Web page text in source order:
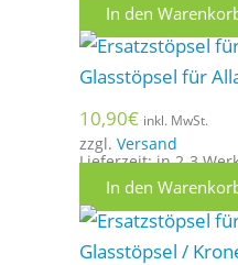
In den
Glasstöpsel für
10,90€ inkl. MwSt.
zzgl. Versand
Lieferzeit: in 2-3
In den
Glasstöpsel /